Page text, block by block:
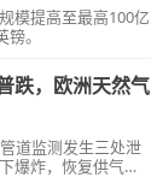
模提高至最高100亿
。
跌，欧洲天然气
道监测发生三处泄
爆炸，恢复供气可